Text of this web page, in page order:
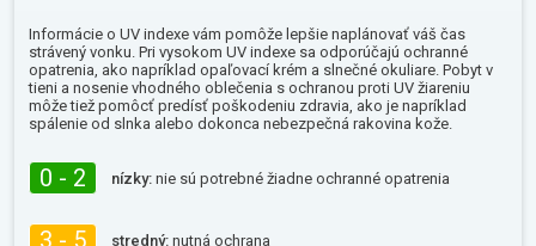
Informácie o UV indexe vám pomôže lepšie naplánovať váš čas
strávený vonku. Pri vysokom UV indexe sa odporúčajú ochranné
opatrenia, ako napríklad opaľovací krém a slnečné okuliare. Pobyt v
tieni a nosenie vhodného oblečenia s ochranou proti UV žiareniu
môže tiež pomôcť predísť poškodeniu zdravia, ako je napríklad
spálenie od slnka alebo dokonca nebezpečná rakovina kože.
0 - 2 nízky: nie sú potrebné žiadne ochranné opatrenia
3 - 5 stredný: nutná ochrana